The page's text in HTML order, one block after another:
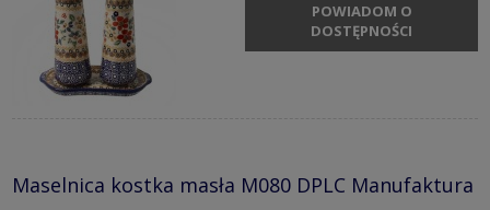
POWIADOM O
DOSTĘPNOŚCI
Maselnica kostka masła M080 DPLC Manufaktura